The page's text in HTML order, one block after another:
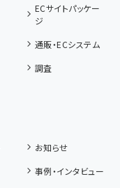
ECサイトパッケー
ジ
通販・ECシステム
調査
お知らせ
事例・インタビュー